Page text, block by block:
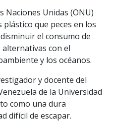
Naciones Unidas (ONU)
que peces en los
el consumo de
con el
y los océanos.
y docente del
de la Universidad
como una dura
difícil de escapar.